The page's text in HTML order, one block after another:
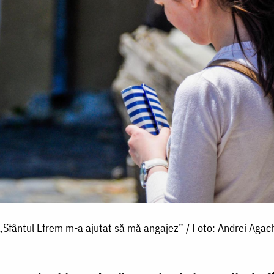
Efrem m-a ajutat să mă angajez” / Foto: Andrei